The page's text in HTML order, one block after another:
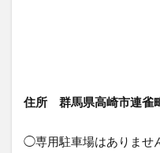
住所 群馬県高崎市連雀
◯専用駐車場はありませ